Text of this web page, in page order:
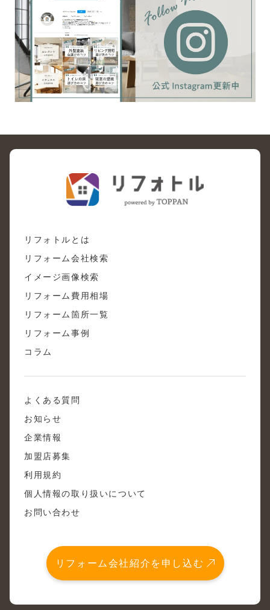
リフォトルとは
リフォーム会社検索
イメージ画像検索
リフォーム費用相場
リフォーム箇所一覧
リフォーム事例
コラム
よくある質問
お知らせ
企業情報
加盟店募集
利用規約
個人情報の取り扱いについて
お問い合わせ
リフォーム会社紹介を申し込む